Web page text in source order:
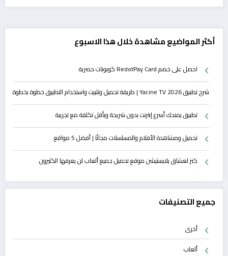
أكثر المواضيع مشاهدة خلال هذا الاسبوع
احصل على خصم RedotPay Card كوبونات حصرية
شرح تطبيق Yacine TV 2026 | طريقة تحميل وتثبيت واستخدام التطبيق خطوة بخطوة
تطبيق يمنحك أسرع إنترنت بدون شريحة وبأقل تكلفة مع تجريبة
تحميل ومشاهدة الأفلام والمسلسلات مجانًا | أفضل 5 مواقع
كنز لعشاق بلايستيشن موقع تحميل جميع ألعاب لن يعرفها الكثيرون
جميع التصنيفات
أخرى
ألعاب